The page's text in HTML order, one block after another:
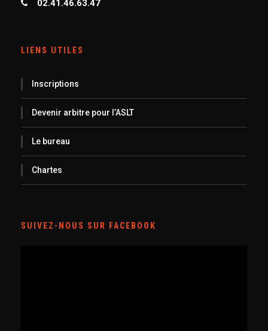
02.41.46.63.47
LIENS UTILES
Inscriptions
Devenir arbitre pour l’ASLT
Le bureau
Chartes
SUIVEZ-NOUS SUR FACEBOOK